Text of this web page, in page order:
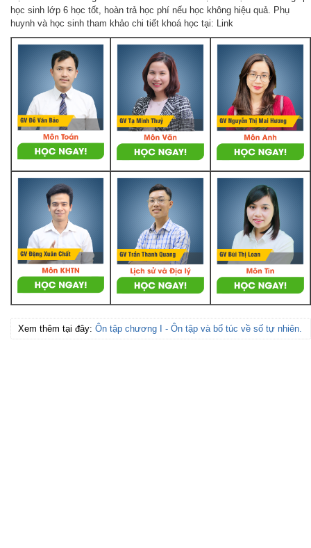
học sinh lớp 6 học tốt, hoàn trả học phí nếu học không hiệu quả. Phụ
huynh và học sinh tham khảo chi tiết khoá học tại: Link
Xem thêm tại đây: Ôn tập chương I - Ôn tập và bổ túc về số tự nhiên.